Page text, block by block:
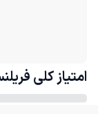
امتیاز کلی